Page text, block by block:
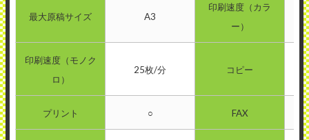
最大原稿サイズ A3
印刷速度（カラ
ー）
印刷速度（モノク
ロ）
25枚/分 コピー
プリント ○ FAX